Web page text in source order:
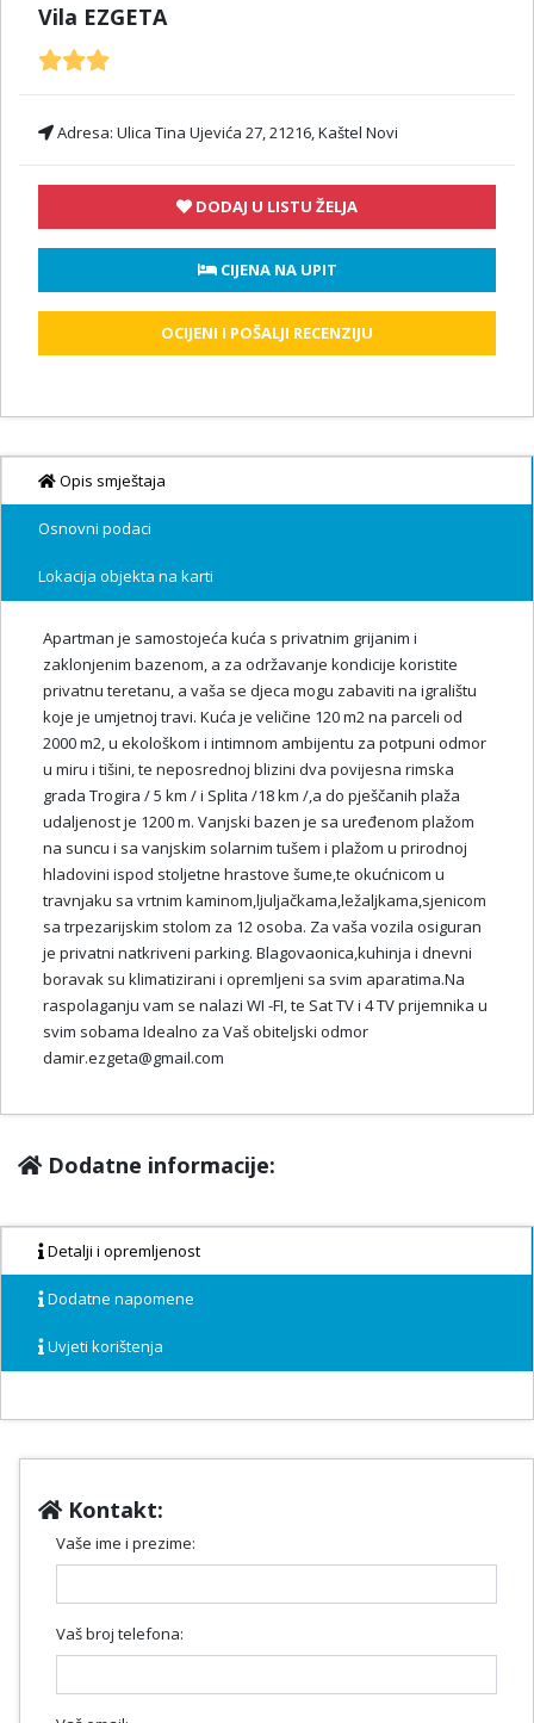
Vila EZGETA
Adresa: Ulica Tina Ujevića 27, 21216, Kaštel Novi
DODAJ U LISTU ŽELJA
CIJENA NA UPIT
OCIJENI I POŠALJI RECENZIJU
Opis smještaja
Osnovni podaci
Lokacija objekta na karti
Apartman je samostojeća kuća s privatnim grijanim i
zaklonjenim bazenom, a za održavanje kondicije koristite
privatnu teretanu, a vaša se djeca mogu zabaviti na igralištu
koje je umjetnoj travi. Kuća je veličine 120 m2 na parceli od
2000 m2, u ekološkom i intimnom ambijentu za potpuni odmor
u miru i tišini, te neposrednoj blizini dva povijesna rimska
grada Trogira / 5 km / i Splita /18 km /,a do pješčanih plaža
udaljenost je 1200 m. Vanjski bazen je sa uređenom plažom
na suncu i sa vanjskim solarnim tušem i plažom u prirodnoj
hladovini ispod stoljetne hrastove šume,te okućnicom u
travnjaku sa vrtnim kaminom,ljuljačkama,ležaljkama,sjenicom
sa trpezarijskim stolom za 12 osoba. Za vaša vozila osiguran
je privatni natkriveni parking. Blagovaonica,kuhinja i dnevni
boravak su klimatizirani i opremljeni sa svim aparatima.Na
raspolaganju vam se nalazi WI -FI, te Sat TV i 4 TV prijemnika u
svim sobama Idealno za Vaš obiteljski odmor
damir.ezgeta@gmail.com
Dodatne informacije:
Detalji i opremljenost
Dodatne napomene
Uvjeti korištenja
Kontakt:
Vaše ime i prezime:
Vaš broj telefona: